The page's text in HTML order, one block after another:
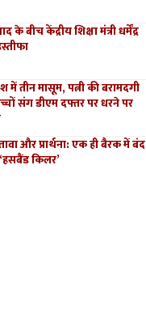
के बीच केंद्रीय शिक्षा मंत्री धर्मेंद्र
में तीन मासूम, पत्नी की बरामदगी
संग डीएम दफ्तर पर धरने पर
और प्रार्थना: एक ही बैरक में बंद
किलर’